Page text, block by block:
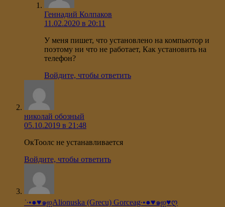
Геннадий Колпаков
11.02.2020 в 20:11
У меня пишет, что установлено на компьютор и
поэтому ни что не работает, Как установить на
телефон?
Войдите, чтобы ответить
николай обозный
05.10.2019 в 21:48
ОкТоолс не устанавливается
Войдите, чтобы ответить
˙·•●♥๑ஐΑlionuska (Grecu) Gorceag·•●♥๑ஐ♥ღ